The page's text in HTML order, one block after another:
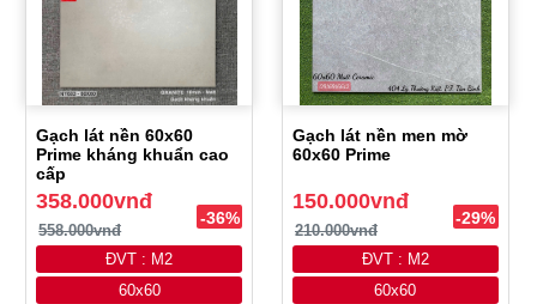
Gạch lát nền 60x60
Prime kháng khuẩn cao
cấp
358.000vnđ
558.000vnđ
-36%
ĐVT : M2
60x60
Gạch lát nền men mờ
60x60 Prime
150.000vnđ
210.000vnđ
-29%
ĐVT : M2
60x60